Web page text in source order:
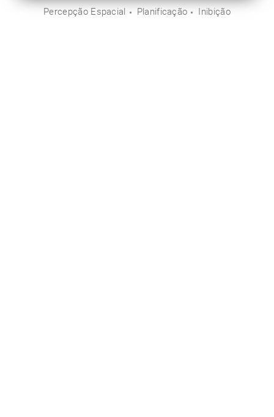
Percepção Espacial Planificação Inibição